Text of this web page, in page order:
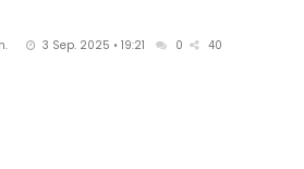
3 Sep. 2025 • 19:21 0 40